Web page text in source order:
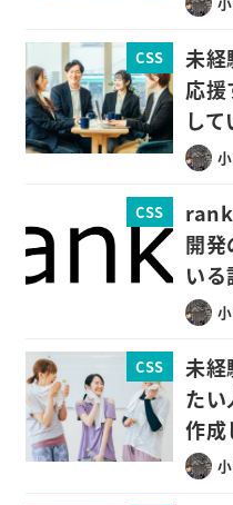
CSS
未経
応
し
CSS
開
い
CSS
未
た
作成